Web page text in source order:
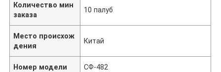
Количество мин
заказа
10 палуб
Место происхож
дения
Китай
Номер модели СФ-482